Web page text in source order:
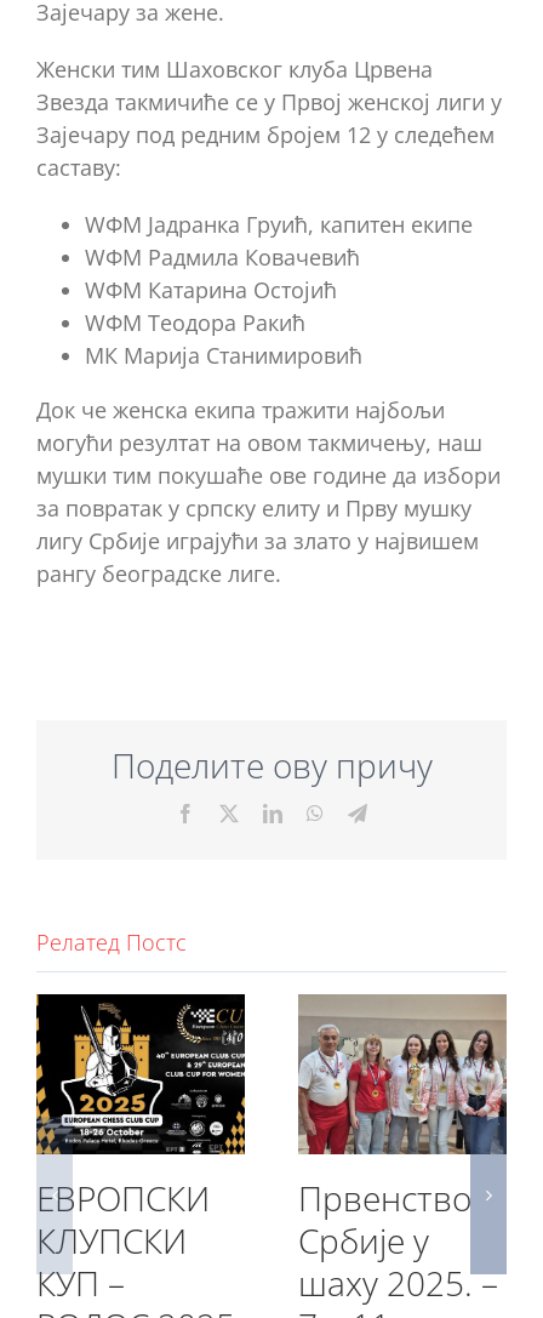
Зајечару за жене.
Женски тим Шаховског клуба Црвена
Звезда такмичиће се у Првој женској лиги у
Зајечару под редним бројем 12 у следећем
саставу:
WФМ Јадранка Груић, капитен екипе
WФМ Радмила Ковачевић
WФМ Катарина Остојић
WФМ Теодора Ракић
МК Марија Станимировић
Док че женска екипа тражити најбољи
могући резултат на овом такмичењу, наш
мушки тим покушаће ове године да избори
за повратак у српску елиту и Прву мушку
лигу Србије играјући за злато у највишем
рангу београдске лиге.
Поделите ову причу
Facebook LinkedInWhatsAppTelegram
Релатед Постс
ЕВРОПСКИ
КЛУПСКИ
КУП –
Првенство
Србије у
шаху 2025. –